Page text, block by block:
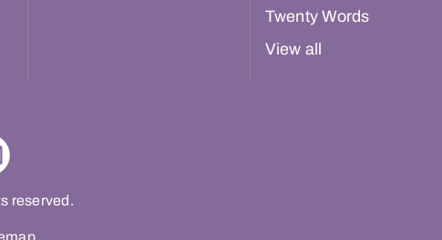
Twenty Words
View all
reserved.